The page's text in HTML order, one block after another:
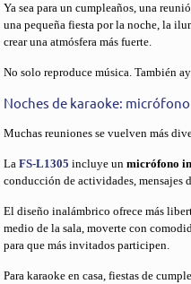
Ya sea para un cumpleaños, una
una pequeña fiesta por la noche, la
crear una atmósfera más fuerte.
No solo reproduce música. También
Noches de karaoke:
Muchas reuniones se vuelven más
LaFS-L1305 incluye unmicrófono
conducción de actividades,
El diseño inalámbrico ofrece más
medio de la sala, moverte con
para que más invitados participen.
Para karaoke en casa, fiestas de